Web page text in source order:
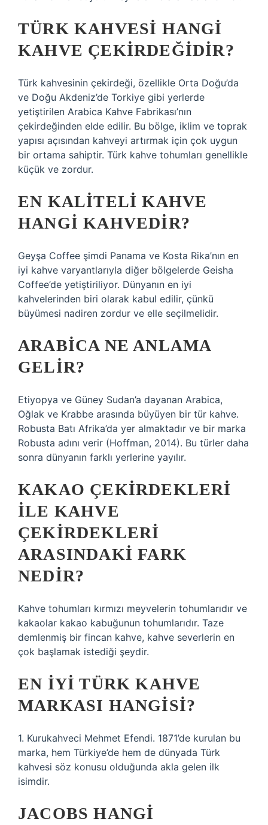
TÜRK KAHVESI HANGI
KAHVE ÇEKIRDEĞIDIR?
Türk kahvesinin çekirdeği, özellikle Orta Doğu’da
ve Doğu Akdeniz’de Torkiye gibi yerlerde
yetiştirilen Arabica Kahve Fabrikası’nın
çekirdeğinden elde edilir. Bu bölge, iklim ve toprak
yapısı açısından kahveyi artırmak için çok uygun
bir ortama sahiptir. Türk kahve tohumları genellikle
küçük ve zordur.
EN KALITELI KAHVE
HANGI KAHVEDIR?
Geyşa Coffee şimdi Panama ve Kosta Rika’nın en
iyi kahve varyantlarıyla diğer bölgelerde Geisha
Coffee’de yetiştiriliyor. Dünyanın en iyi
kahvelerinden biri olarak kabul edilir, çünkü
büyümesi nadiren zordur ve elle seçilmelidir.
ARABICA NE ANLAMA
GELIR?
Etiyopya ve Güney Sudan’a dayanan Arabica,
Oğlak ve Krabbe arasında büyüyen bir tür kahve.
Robusta Batı Afrika’da yer almaktadır ve bir marka
Robusta adını verir (Hoffman, 2014). Bu türler daha
sonra dünyanın farklı yerlerine yayılır.
KAKAO ÇEKIRDEKLERI
ILE KAHVE
ÇEKIRDEKLERI
ARASINDAKI FARK
NEDIR?
Kahve tohumları kırmızı meyvelerin tohumlarıdır ve
kakaolar kakao kabuğunun tohumlarıdır. Taze
demlenmiş bir fincan kahve, kahve severlerin en
çok başlamak istediği şeydir.
EN IYI TÜRK KAHVE
MARKASI HANGISI?
1. Kurukahveci Mehmet Efendi. 1871’de kurulan bu
marka, hem Türkiye’de hem de dünyada Türk
kahvesi söz konusu olduğunda akla gelen ilk
isimdir.
JACOBS HANGI